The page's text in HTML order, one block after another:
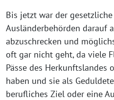
Bis jetzt war der
Ausländerbehörden darauf
abzuschrecken und
oft gar nicht geht, da viele
Pässe des Herkunftslandes
haben und sie als
berufliches Ziel oder eine